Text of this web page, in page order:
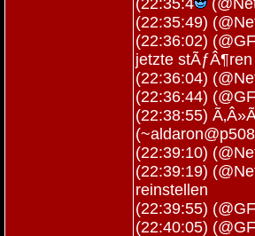
(22:35:4
(22:35:49)
(22:36:02)
jetzte
(22:36:04)
(22:36:44)
(22:38:55)
(22:39:10)
(22:39:19)
reinstellen
(22:39:55)
(22:40:05)